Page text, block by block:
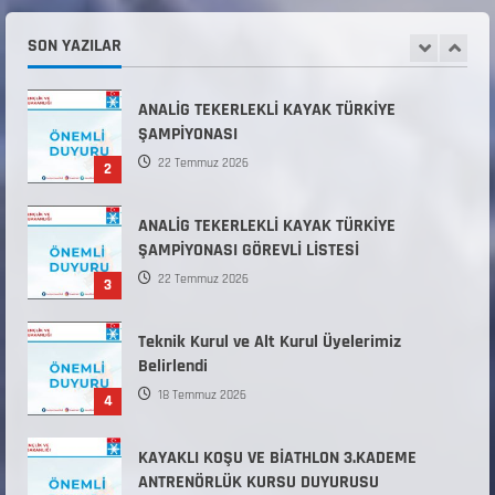
SON YAZILAR
1
Kuvvetleri Komutanlıklarına 2026 Yılı (2026-
2
ANALİG TEKERLEKLİ KAYAK TÜRKİYE
ŞAMPİYONASI
22 Temmuz 2026
3
ANALİG TEKERLEKLİ KAYAK TÜRKİYE
ŞAMPİYONASI GÖREVLİ LİSTESİ
22 Temmuz 2026
4
Teknik Kurul ve Alt Kurul Üyelerimiz
Belirlendi
18 Temmuz 2026
KAYAKLI KOŞU VE BİATHLON 3.KADEME
ANTRENÖRLÜK KURSU DUYURUSU